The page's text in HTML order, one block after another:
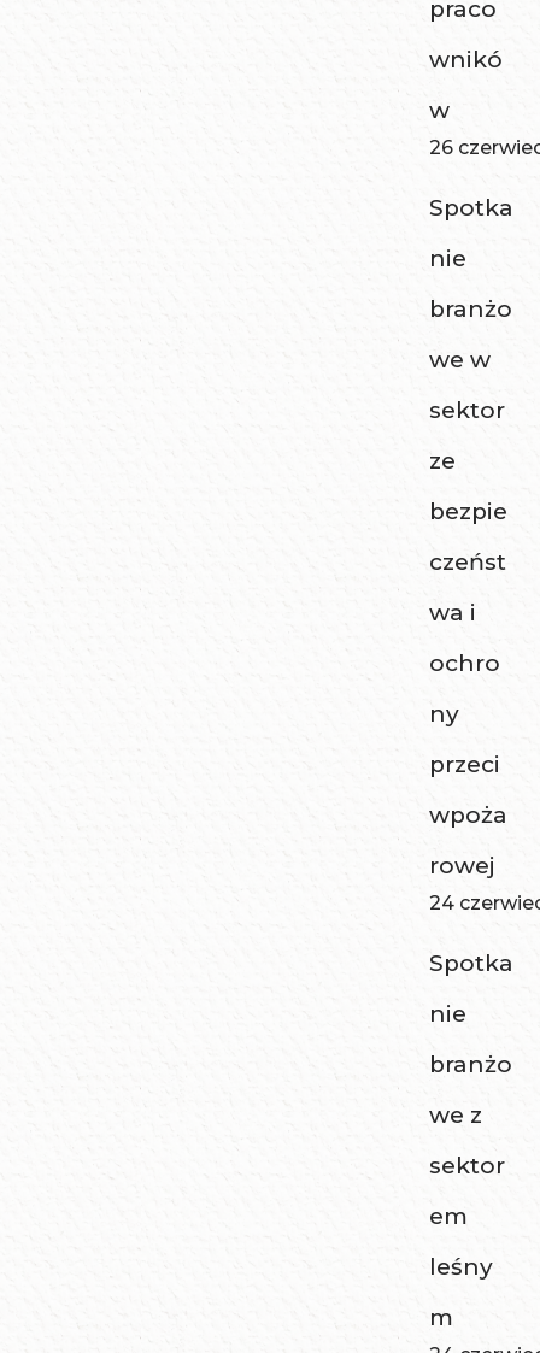
praco
wnikó
w
26
Spotka
nie
branżo
we w
sektor
ze
bezpie
czeńst
wa i
ochro
ny
przeci
wpoża
rowej
24
Spotka
nie
branżo
we z
sektor
em
leśny
m